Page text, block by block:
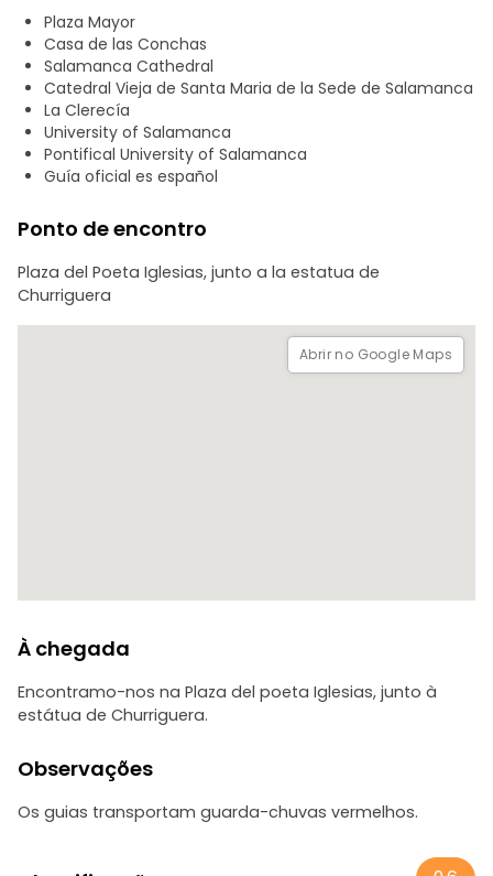
Continuamos até à Universidade de Salamanca, a mais
antiga de Espanha, famosa pela sua fachada plateresca e
pela rã escondida na sua decoração, emblema da cidade
e símbolo de boa sorte. De seguida, visitaremos a Catedral
Velha, com o seu magnífico retábulo gótico que conserva
o espírito medieval. Terminamos na Catedral Nova, de
estilo gótico tardio e renascentista, onde descobrimos os
seus surpreendentes pormenores modernos, como o
astronauta esculpido na sua fachada. Uma viagem
Plaza Mayor
Casa de las Conchas
Salamanca Cathedral
Catedral Vieja de Santa Maria de la Sede de Salamanca
La Clerecía
University of Salamanca
Pontifical University of Salamanca
Guía oficial es español
Ponto de encontro
Plaza del Poeta Iglesias, junto a la estatua de
Churriguera
Abrir no Google Maps
À chegada
Encontramo-nos na Plaza del poeta Iglesias, junto à
estátua de Churriguera.
Observações
Os guias transportam guarda-chuvas vermelhos.